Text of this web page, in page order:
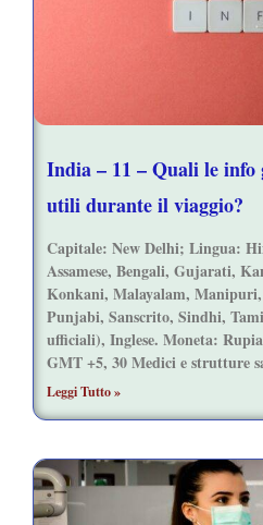
India – 11 – Quali le info
utili durante il viaggio?
Capitale: New Delhi; Lingua:
Assamese, Bengali, Gujarati,
Konkani, Malayalam,
Punjabi, Sanscrito, Sindhi,
ufficiali), Inglese. Moneta:
GMT +5, 30 Medici e strutture
Leggi Tutto »